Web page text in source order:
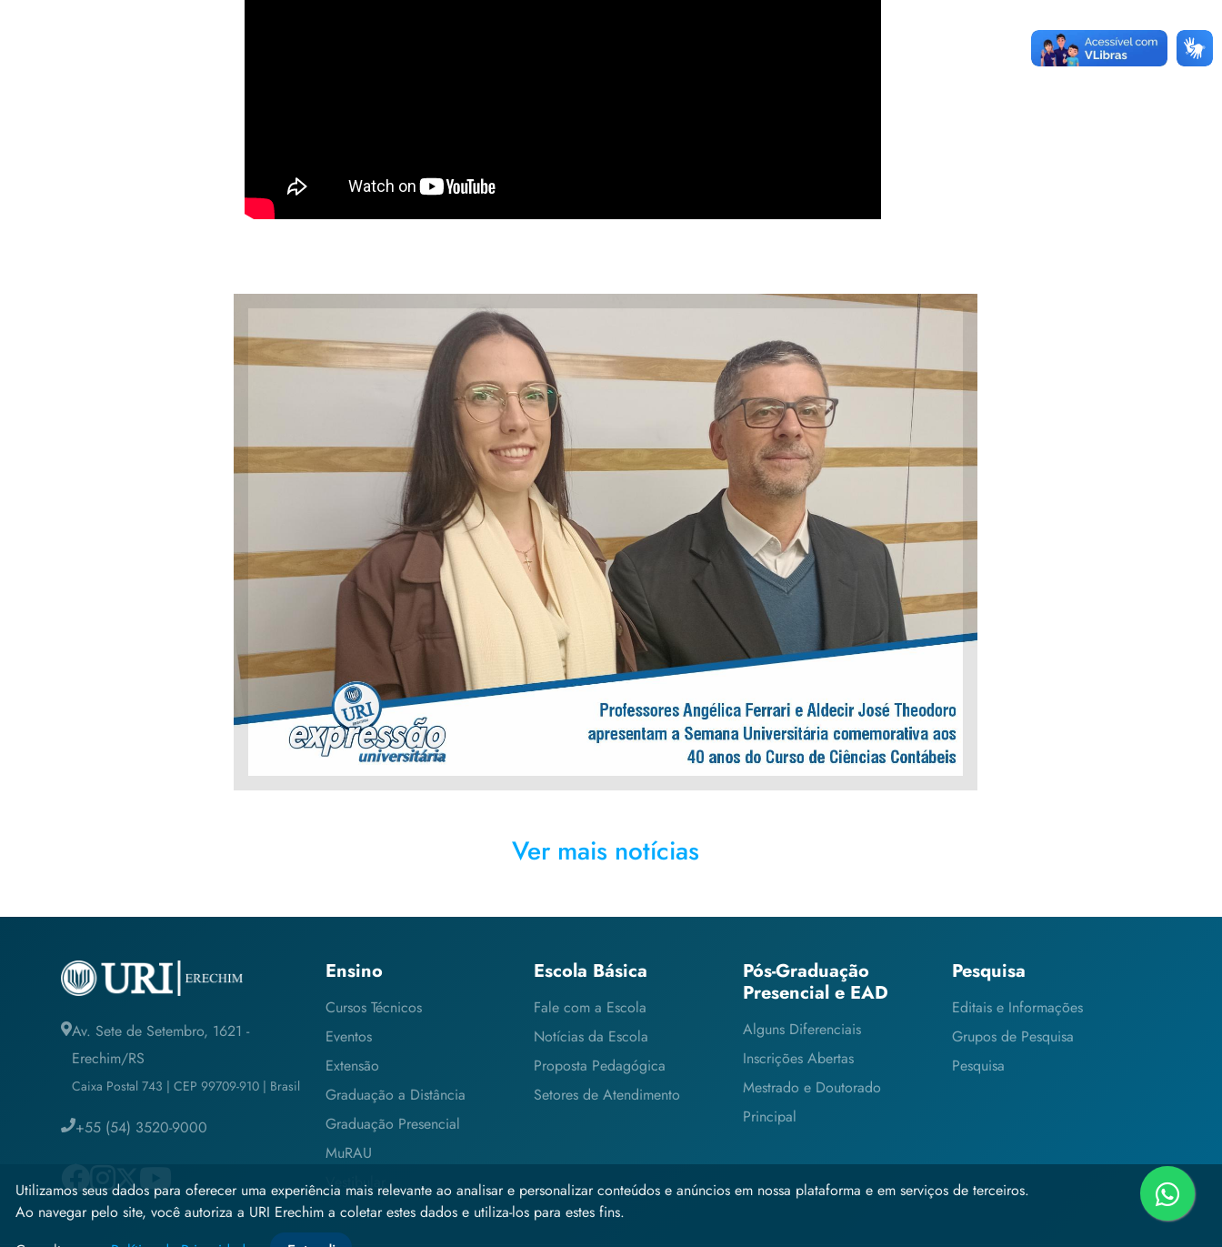
Professores Angélica Ferrari e Aldecir José Theodoro apresentam a
Semana Universitária comemorativa aos 40 anos do Curso de Ciências
Contábeis
Ver mais notícias
Av. Sete de Setembro, 1621 -
Erechim/RS
Caixa Postal 743 | CEP 99709-910 | Brasil
+55 (54) 3520-9000
Ensino
Cursos Técnicos
Eventos
Extensão
Graduação a Distância
Graduação Presencial
MuRAU
Vestibular
Escola Básica
Fale com a Escola
Notícias da Escola
Proposta Pedagógica
Setores de Atendimento
Pós-Graduação
Presencial e EAD
Alguns Diferenciais
Inscrições Abertas
Mestrado e Doutorado
Principal
Pesquisa
Editais e Informações
Grupos de Pesquisa
Pesquisa
Utilizamos seus dados para oferecer uma experiência mais relevante ao analisar e personalizar conteúdos e anúncios em nossa plataforma e em serviços de terceiros.
Ao navegar pelo site, você autoriza a URI Erechim a coletar estes dados e utiliza-los para estes fins.